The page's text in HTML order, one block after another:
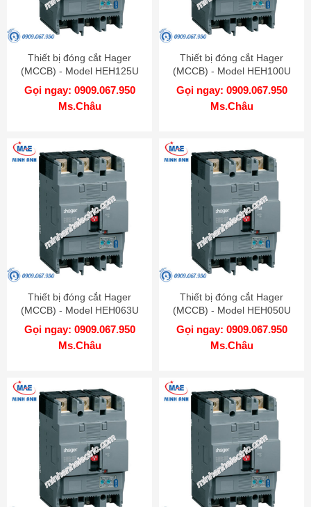
Thiết bị đóng cắt Hager
(MCCB) - Model HEH125U
Gọi ngay: 0909.067.950
Ms.Châu
Thiết bị đóng cắt Hager
(MCCB) - Model HEH100U
Gọi ngay: 0909.067.950
Ms.Châu
Thiết bị đóng cắt Hager
(MCCB) - Model HEH063U
Gọi ngay: 0909.067.950
Ms.Châu
Thiết bị đóng cắt Hager
(MCCB) - Model HEH050U
Gọi ngay: 0909.067.950
Ms.Châu